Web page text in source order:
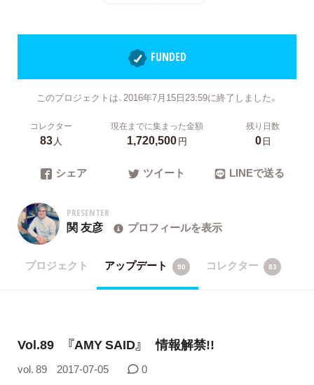
FUNDED
このプロジェクトは、2016年7月15日23:59に終了しました。
コレクター
83人
現在までに集まった金額
1,720,500円
残り日数
0日
シェア ツイート LINEで送る
PRESENTER
関 友彦 プロフィールを表示
プロジェクト アップデート 90 コレクター 83
Vol.89 『AMY SAID』 情報解禁!!
vol. 89 2017-07-05 0